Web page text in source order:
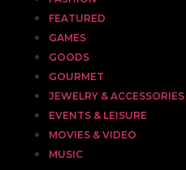
FEATURED
GAMES
GOODS
GOURMET
JEWELRY & ACCESSORIES
EVENTS & LEISURE
MOVIES & VIDEO
MUSIC